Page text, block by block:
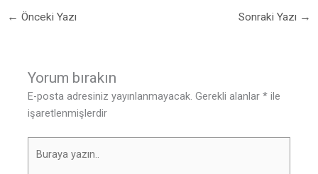
← Önceki Yazı Sonraki Yazı →
Yorum bırakın
E-posta adresiniz yayınlanmayacak. Gerekli alanlar* ile
işaretlenmişlerdir
yazın..